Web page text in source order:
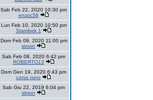
Sab Feb 22, 2020 10:30 pm
enzoc58
Lun Feb 10, 2020 10:50 pm
Stambek 1
Dom Feb 09, 2020 11:00 pm
simon
Sab Feb 08, 2020 6:42 pm
ROBERTO13
Dom Gen 19, 2020 6:43 pm
corvo nero
Sab Giu 22, 2019 6:04 pm
simon